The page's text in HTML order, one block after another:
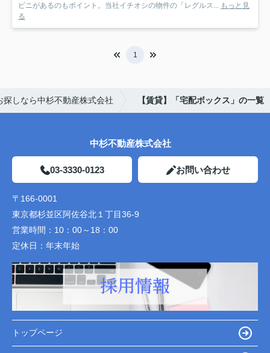
ビニがあるのもポイント。当社イチオシの物件の「レグルス... もっと見
る
1
しなら中杉不動産株式会社 【賃貸】「宅配ボックス」の一覧
中杉不動産株式会社
03-3330-0123 お問い合わせ
〒166-0001
東京都杉並区阿佐谷北１丁目36-9
営業時間： 10：00～18：00
定休日： 年末年始
トップページ